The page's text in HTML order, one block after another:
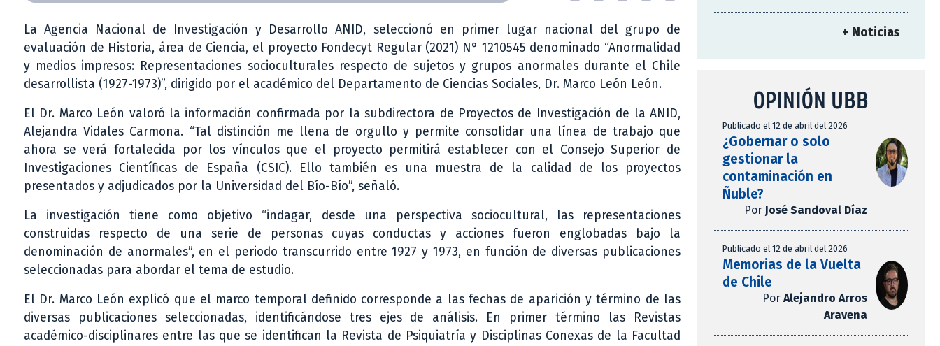
La Agencia Nacional de Investigación y Desarrollo ANID, seleccionó en primer lugar nacional del grupo de
evaluación de Historia, área de Ciencia, el proyecto Fondecyt Regular (2021) N° 1210545 denominado “Anormalidad
y medios impresos: Representaciones socioculturales respecto de sujetos y grupos anormales durante el Chile
desarrollista (1927-1973)”, dirigido por el académico del Departamento de Ciencias Sociales, Dr. Marco León León.
El Dr. Marco León valoró la información confirmada por la subdirectora de Proyectos de Investigación de la ANID,
Alejandra Vidales Carmona. “Tal distinción me llena de orgullo y permite consolidar una línea de trabajo que
ahora se verá fortalecida por los vínculos que el proyecto permitirá establecer con el Consejo Superior de
Investigaciones Científicas de España (CSIC). Ello también es una muestra de la calidad de los proyectos
presentados y adjudicados por la Universidad del Bío-Bío”, señaló.
La investigación tiene como objetivo “indagar, desde una perspectiva sociocultural, las representaciones
construidas respecto de una serie de personas cuyas conductas y acciones fueron englobadas bajo la
denominación de anormales”, en el periodo transcurrido entre 1927 y 1973, en función de diversas publicaciones
seleccionadas para abordar el tema de estudio.
El Dr. Marco León explicó que el marco temporal definido corresponde a las fechas de aparición y término de las
diversas publicaciones seleccionadas, identificándose tres ejes de análisis. En primer término las Revistas
académico-disciplinares entre las que se identifican la Revista de Psiquiatría y Disciplinas Conexas de la Facultad
+ Noticias
OPINIÓN UBB
Publicado el 12 de abril del 2026
¿Gobernar o solo
gestionar la
contaminación en
Ñuble?
Por José Sandoval Díaz
Publicado el 12 de abril del 2026
Memorias de la Vuelta
de Chile
Por Alejandro Arros
Aravena